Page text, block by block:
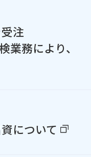
注
務により、
について